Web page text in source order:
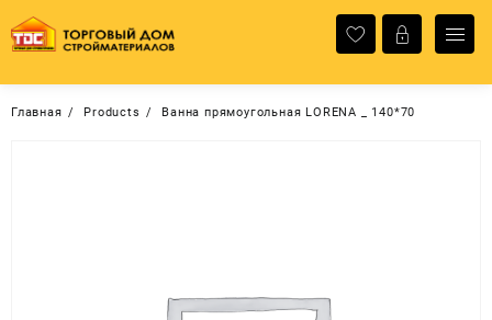
содержимому
Главная Products Ванна прямоугольная LORENA _ 140*70